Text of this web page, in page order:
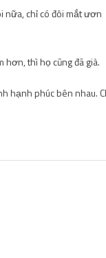
nữa, chỉ có đôi mắt ươn
thì họ cũng đã già.
hạnh phúc bên nhau.